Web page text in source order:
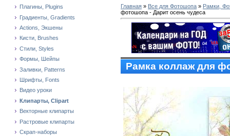
Плагины, Plugins
Градиенты, Gradients
Actions, Экшены
Кисти, Brushes
Стили, Styles
Формы, Шейпы
Заливки, Patterns
Шрифты, Fonts
Видео уроки
Клипарты, Clipart
Векторные клипарты
Растровые клипарты
Скрап-наборы
Главная » Все для Фотошопа » Рамки,
фотошопа - Дарит осень чудеса
Рамка коллаж для